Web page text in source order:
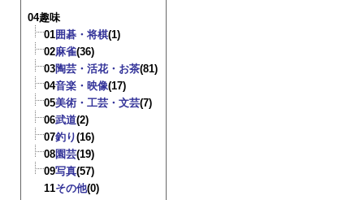
04趣味
01囲碁・将棋(1)
02麻雀(36)
03陶芸・活花・お茶(81)
04音楽・映像(17)
05美術・工芸・文芸(7)
06武道(2)
07釣り(16)
08園芸(19)
09写真(57)
11その他(0)